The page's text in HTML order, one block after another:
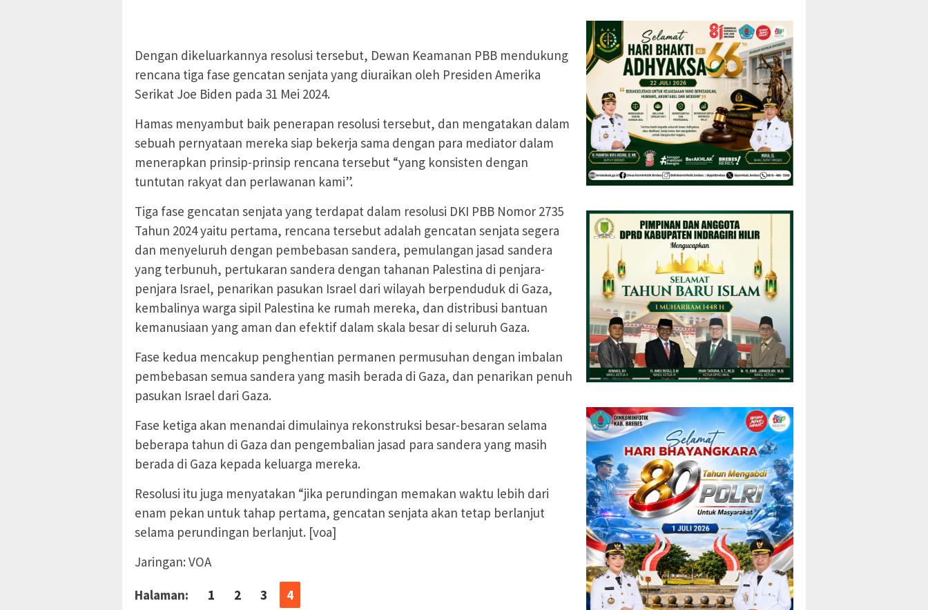
Dengan dikeluarkannya resolusi tersebut, Dewan Keamanan PBB mendukung
rencana tiga fase gencatan senjata yang diuraikan oleh Presiden Amerika
Serikat Joe Biden pada 31 Mei 2024.
Hamas menyambut baik penerapan resolusi tersebut, dan mengatakan dalam
sebuah pernyataan mereka siap bekerja sama dengan para mediator dalam
menerapkan prinsip-prinsip rencana tersebut “yang konsisten dengan
tuntutan rakyat dan perlawanan kami”.
Tiga fase gencatan senjata yang terdapat dalam resolusi DKI PBB Nomor 2735
Tahun 2024 yaitu pertama, rencana tersebut adalah gencatan senjata segera
dan menyeluruh dengan pembebasan sandera, pemulangan jasad sandera
yang terbunuh, pertukaran sandera dengan tahanan Palestina di penjara-
penjara Israel, penarikan pasukan Israel dari wilayah berpenduduk di Gaza,
kembalinya warga sipil Palestina ke rumah mereka, dan distribusi bantuan
kemanusiaan yang aman dan efektif dalam skala besar di seluruh Gaza.
Fase kedua mencakup penghentian permanen permusuhan dengan imbalan
pembebasan semua sandera yang masih berada di Gaza, dan penarikan penuh
pasukan Israel dari Gaza.
Fase ketiga akan menandai dimulainya rekonstruksi besar-besaran selama
beberapa tahun di Gaza dan pengembalian jasad para sandera yang masih
berada di Gaza kepada keluarga mereka.
Resolusi itu juga menyatakan “jika perundingan memakan waktu lebih dari
enam pekan untuk tahap pertama, gencatan senjata akan tetap berlanjut
selama perundingan berlanjut. [voa]
Jaringan: VOA
Halaman:
1 2 3 4